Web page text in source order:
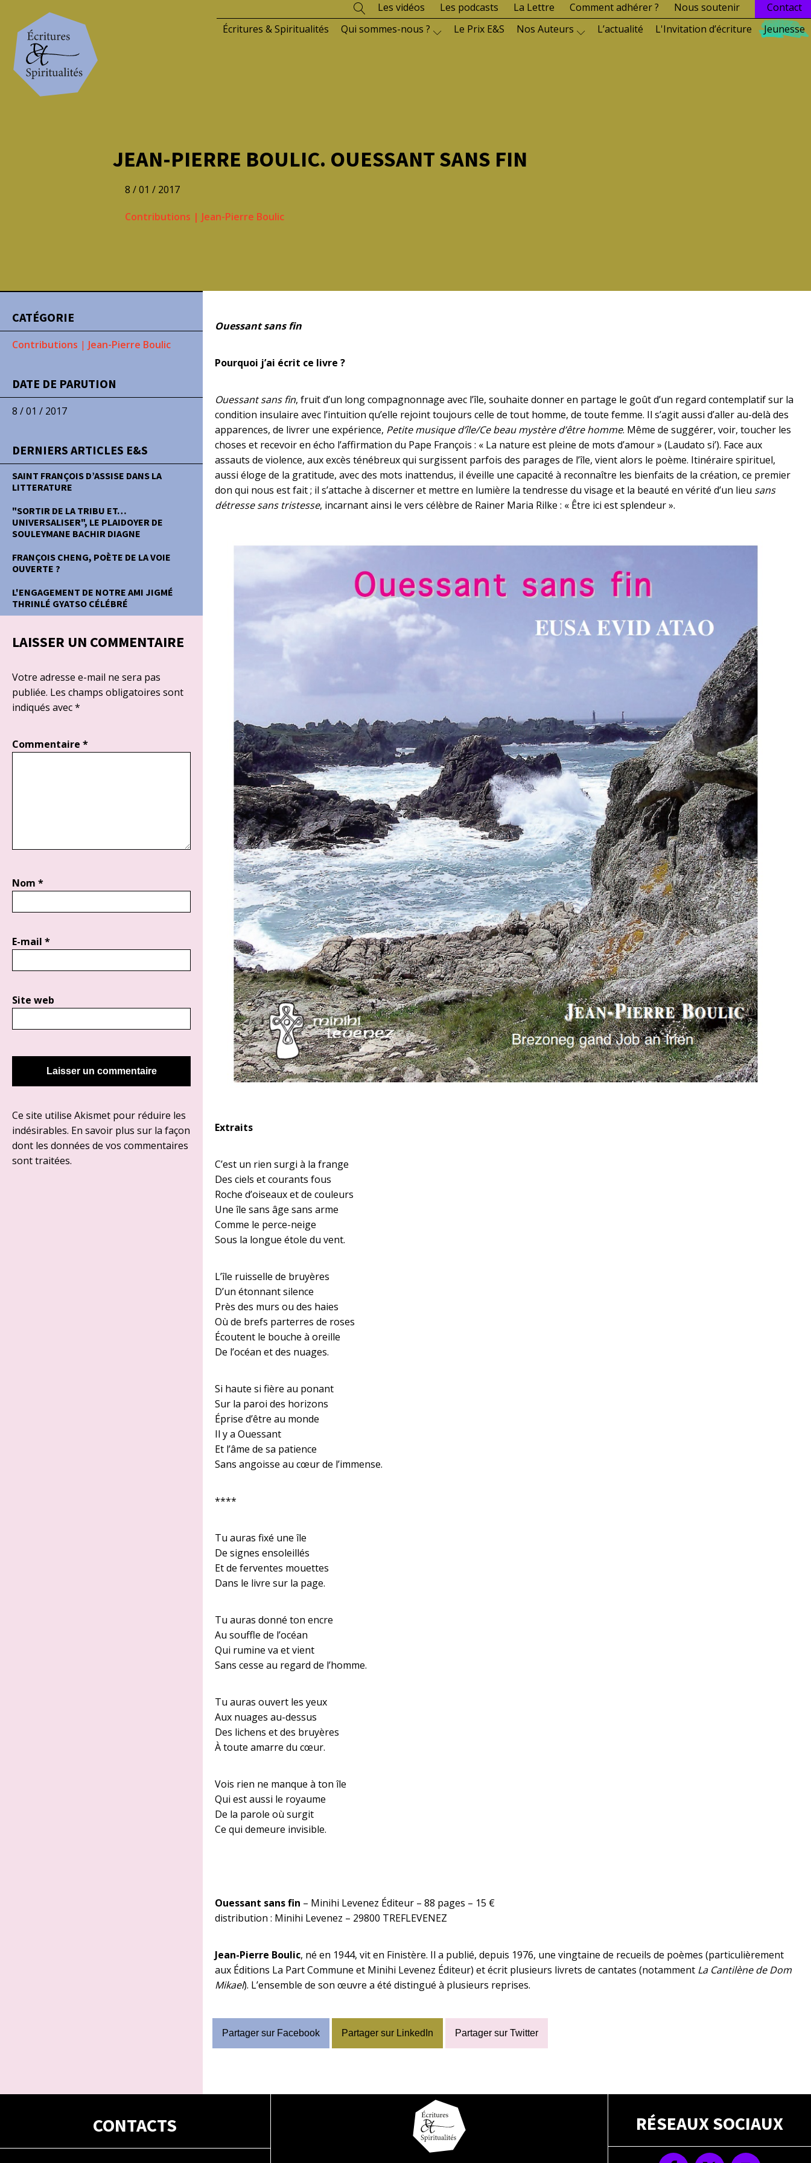
Les vidéos Les podcasts La Lettre Comment adhérer ? Nous soutenir
Contact
Écritures & Spiritualités
Qui sommes-nous ? Le Prix E&S Nos Auteurs L’actualité L'Invitation d’écriture Jeunesse
JEAN-PIERRE BOULIC. OUESSANT SANS FIN
8 / 01 / 2017
Contributions | Jean-Pierre Boulic
CATÉGORIE
Contributions | Jean-Pierre Boulic
DATE DE PARUTION
8 / 01 / 2017
DERNIERS ARTICLES E&S
SAINT FRANÇOIS D’ASSISE DANS LA
LITTERATURE
"SORTIR DE LA TRIBU ET…
UNIVERSALISER", LE PLAIDOYER DE
SOULEYMANE BACHIR DIAGNE
FRANÇOIS CHENG, POÈTE DE LA VOIE
OUVERTE ?
L'ENGAGEMENT DE NOTRE AMI JIGMÉ
THRINLÉ GYATSO CÉLÉBRÉ
LAISSER UN COMMENTAIRE
Votre adresse e-mail ne sera pas
publiée. Les champs obligatoires sont
indiqués avec*
Commentaire *
Nom *
E-mail *
Site web
Ce site utilise Akismet pour réduire les
indésirables. En savoir plus sur la façon
dont les données de vos commentaires
sont traitées.
Ouessant sans fin
Pourquoi j’ai écrit ce livre ?
Ouessant sans fin, fruit d’un long compagnonnage avec l’île, souhaite donner en partage le goût d’un regard contemplatif sur la
condition insulaire avec l’intuition qu’elle rejoint toujours celle de tout homme, de toute femme. Il s’agit aussi d’aller au-delà des
apparences, de livrer une expérience, Petite musique d’île/Ce beau mystère d’être homme. Même de suggérer, voir, toucher les
choses et recevoir en écho l’affirmation du Pape François : « La nature est pleine de mots d’amour » (Laudato si’). Face aux
assauts de violence, aux excès ténébreux qui surgissent parfois des parages de l’île, vient alors le poème. Itinéraire spirituel,
aussi éloge de la gratitude, avec des mots inattendus, il éveille une capacité à reconnaître les bienfaits de la création, ce premier
don qui nous est fait ; il s’attache à discerner et mettre en lumière la tendresse du visage et la beauté en vérité d’un lieu sans
détresse sans tristesse, incarnant ainsi le vers célèbre de Rainer Maria Rilke : « Être ici est splendeur ».
Extraits
C’est un rien surgi à la frange
Des ciels et courants fous
Roche d’oiseaux et de couleurs
Une île sans âge sans arme
Comme le perce-neige
Sous la longue étole du vent.
L’île ruisselle de bruyères
D’un étonnant silence
Près des murs ou des haies
Où de brefs parterres de roses
Écoutent le bouche à oreille
De l’océan et des nuages.
Si haute si fière au ponant
Sur la paroi des horizons
Éprise d’être au monde
Il y a Ouessant
Et l’âme de sa patience
Sans angoisse au cœur de l’immense.
****
Tu auras fixé une île
De signes ensoleillés
Et de ferventes mouettes
Dans le livre sur la page.
Tu auras donné ton encre
Au souffle de l’océan
Qui rumine va et vient
Sans cesse au regard de l’homme.
Tu auras ouvert les yeux
Aux nuages au-dessus
Des lichens et des bruyères
À toute amarre du cœur.
Vois rien ne manque à ton île
Qui est aussi le royaume
De la parole où surgit
Ce qui demeure invisible.
Ouessant sans fin – Minihi Levenez Éditeur – 88 pages – 15 €
distribution : Minihi Levenez – 29800 TREFLEVENEZ
Jean-Pierre Boulic, né en 1944, vit en Finistère. Il a publié, depuis 1976, une vingtaine de recueils de poèmes (particulièrement
aux Éditions La Part Commune et Minihi Levenez Éditeur) et écrit plusieurs livrets de cantates (notamment La Cantilène de Dom
Mikael). L’ensemble de son œuvre a été distingué à plusieurs reprises.
Partager sur Facebook Partager sur LinkedIn Partager sur Twitter
CONTACTS RÉSEAUX SOCIAUX